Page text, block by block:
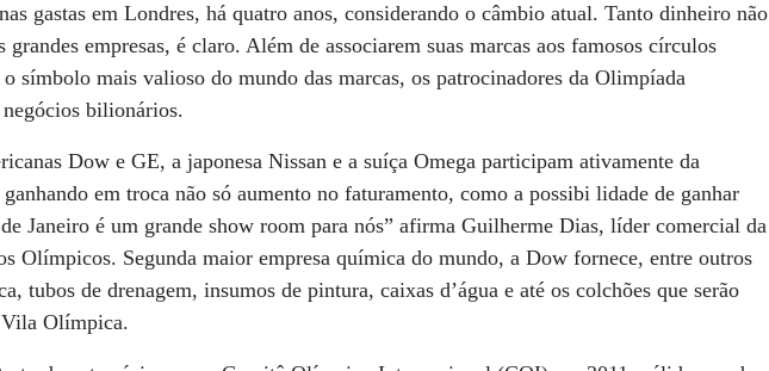
gastas em Londres, há quatro anos, considerando o câmbio atual. Tanto dinheiro não
empresas, é claro. Além de associarem suas marcas aos famosos círculos
símbolo mais valioso do mundo das marcas, os patrocinadores da Olimpíada
bilionários.
Dow e GE, a japonesa Nissan e a suíça Omega participam ativamente da
em troca não só aumento no faturamento, como a possibi lidade de ganhar
Janeiro é um grande show room para nós” afirma Guilherme Dias, líder comercial da
Olímpicos. Segunda maior empresa química do mundo, a Dow fornece, entre outros
tubos de drenagem, insumos de pintura, caixas d’água e até os colchões que serão
Vila Olímpica.